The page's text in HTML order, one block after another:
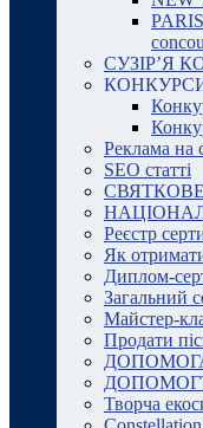
СУЗІР’Я
Реклама на
SEO статті
Реєстр
Як
Диплом-
Загальний
Майстер-
Продати
Творча